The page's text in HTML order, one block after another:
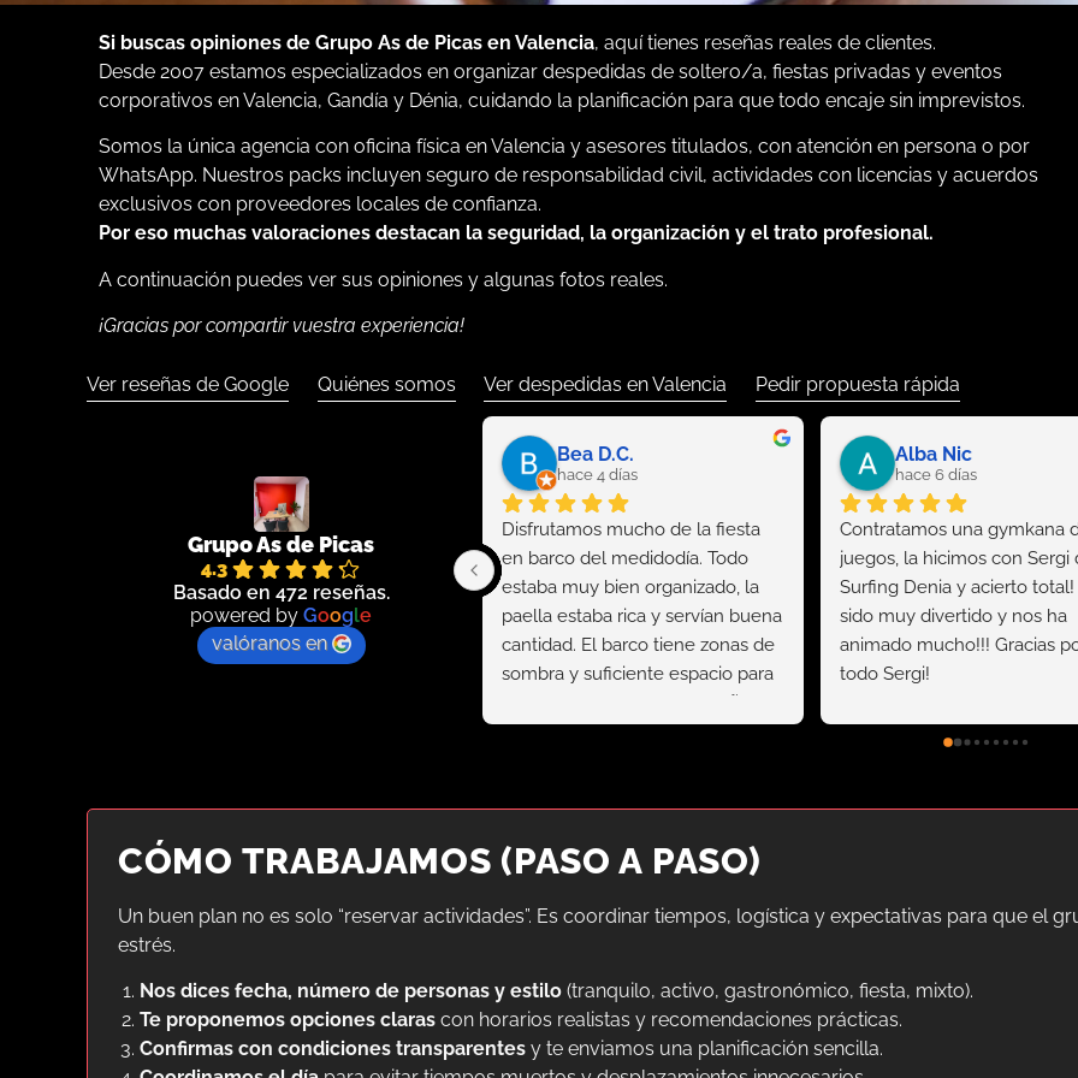
Si buscas opiniones de Grupo As de Picas en Valencia, aquí tienes reseñas reales de clientes.
Desde 2007 estamos especializados en organizar despedidas de soltero/a, fiestas privadas y eventos
corporativos en Valencia, Gandía y Dénia, cuidando la planificación para que todo encaje sin imprevistos.
Somos la única agencia con oficina física en Valencia y asesores titulados, con atención en persona o por
WhatsApp. Nuestros packs incluyen seguro de responsabilidad civil, actividades con licencias y acuerdos
exclusivos con proveedores locales de confianza.
Por eso muchas valoraciones destacan la seguridad, la organización y el trato profesional.
A continuación puedes ver sus opiniones y algunas fotos reales.
¡Gracias por compartir vuestra experiencia!
Ver reseñas de Google Quiénes somos Ver despedidas en Valencia Pedir propuesta rápida
Grupo As de Picas
4.3
Basado en 472 reseñas.
powered by Google
valóranos en
Bea D.C.
hace 4 días
Disfrutamos mucho de la fiesta
en barco del medidodía. Todo
estaba muy bien organizado, la
paella estaba rica y servían buena
cantidad. El barco tiene zonas de
sombra y suficiente espacio para
sentarse. La parada para bañarse
en el mar nos vino... leer más
Alba Nic
hace 6 días
Contratamos una gymkana
juegos, la hicimos con Sergi
Surfing Denia y acierto total!
sido muy divertido y nos ha
animado mucho!!! Gracias
todo Sergi!
CÓMO TRABAJAMOS (PASO A PASO)
Un buen plan no es solo “reservar actividades”. Es coordinar tiempos, logística y expectativas para que el
estrés.
Nos dices fecha, número de personas y estilo (tranquilo, activo, gastronómico, fiesta, mixto).
Te proponemos opciones claras con horarios realistas y recomendaciones prácticas.
Confirmas con condiciones transparentes y te enviamos una planificación sencilla.